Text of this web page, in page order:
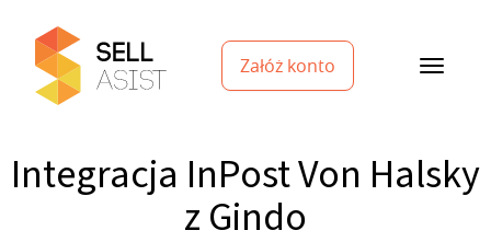
Załóż konto
Integracja InPost Von Halsky
z Gindo